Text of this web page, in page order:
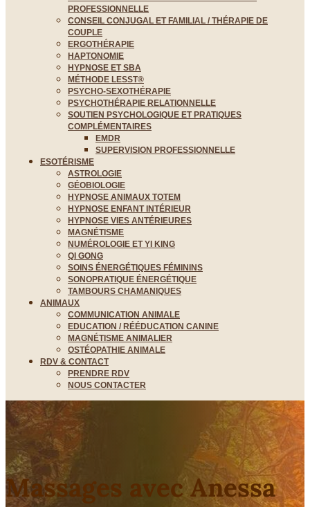
PROFESSIONNELLE
CONSEIL CONJUGAL ET FAMILIAL / THÉRAPIE DE
COUPLE
ERGOTHÉRAPIE
HAPTONOMIE
HYPNOSE ET SBA
MÉTHODE LESST®
PSYCHO-SEXOTHÉRAPIE
PSYCHOTHÉRAPIE RELATIONNELLE
SOUTIEN PSYCHOLOGIQUE ET PRATIQUES
COMPLÉMENTAIRES
EMDR
SUPERVISION PROFESSIONNELLE
ESOTÉRISME
ASTROLOGIE
GÉOBIOLOGIE
HYPNOSE ANIMAUX TOTEM
HYPNOSE ENFANT INTÉRIEUR
HYPNOSE VIES ANTÉRIEURES
MAGNÉTISME
NUMÉROLOGIE ET YI KING
QI GONG
SOINS ÉNERGÉTIQUES FÉMININS
SONOPRATIQUE ÉNERGÉTIQUE
TAMBOURS CHAMANIQUES
ANIMAUX
COMMUNICATION ANIMALE
EDUCATION / RÉÉDUCATION CANINE
MAGNÉTISME ANIMALIER
OSTÉOPATHIE ANIMALE
RDV & CONTACT
PRENDRE RDV
NOUS CONTACTER
Massages avec Anessa